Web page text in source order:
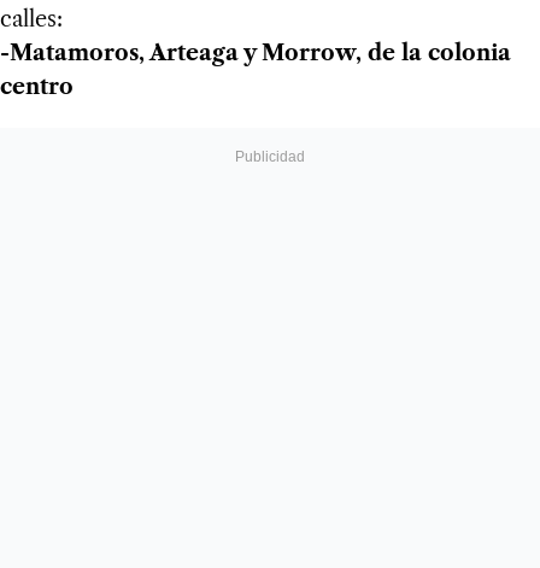
calles:
-Matamoros, Arteaga y Morrow, de la colonia
centro